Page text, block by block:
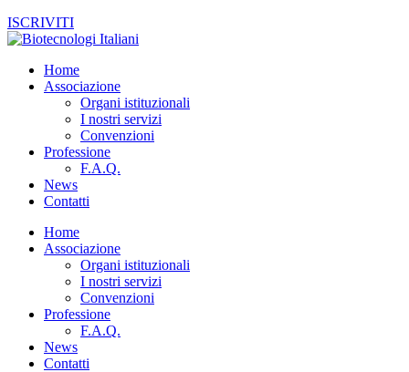
ISCRIVITI
Home
Associazione
Organi istituzionali
I nostri servizi
Convenzioni
Professione
F.A.Q.
News
Contatti
Home
Associazione
Organi istituzionali
I nostri servizi
Convenzioni
Professione
F.A.Q.
News
Contatti